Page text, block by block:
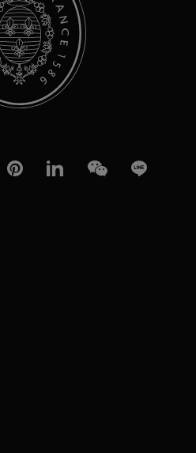
PinterestlinkedInWeChatLine